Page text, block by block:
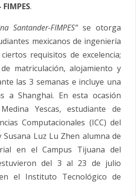
.
Santander-FIMPES”se otorga
mexicanos de ingeniería
requisitos de excelencia;
matriculación, alojamiento y
las 3 semanas e incluye una
a Shanghai. En esta ocasión
Yescas, estudiante de
Computacionales (ICC) del
Susana Luz Lu Zhen alumna de
en el Campus Tijuana del
del 3 al 23 de julio
el Instituto Tecnológico de